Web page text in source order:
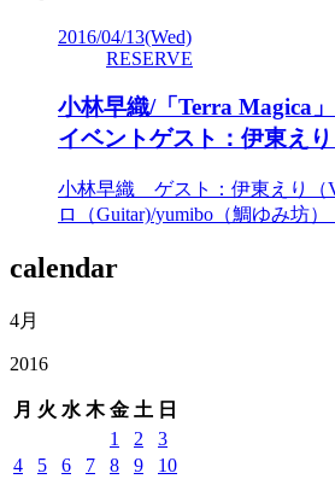
2016/04/13(Wed)
RESERVE
小林早織/「Terra Magica
イベントゲスト：伊東え
小林早織 ゲスト：伊東えり（
ロ（Guitar)/yumibo（鯛ゆみ坊）
calendar
4月
2016
月 火 水 木 金 土 日
1 2
3
4
5 6 7 8 9
10